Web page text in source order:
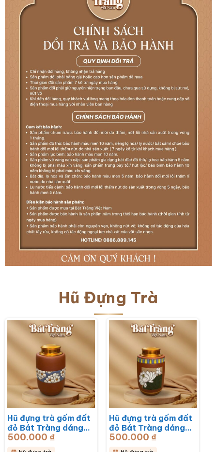
Hũ Đựng Trà
Hũ đựng trà gốm đất
đỏ Bát Tràng dáng
trụ hoạ tiết hoa mai
trắng BT-HĐT13
500.000 ₫
Hũ đựng trà gốm đất
đỏ Bát Tràng dáng
trụ hoạ tiết hoa sen
BT-HĐT12
500.000 ₫